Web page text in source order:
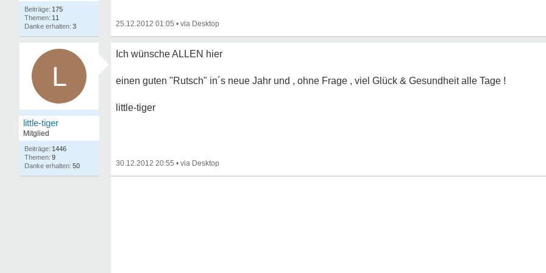
175
11
3
25.12.2012 01:05 •
L
little-tiger
Mitglied
1446
9
50
Ich wünsche ALLEN hier
einen guten "Rutsch" in´s neue Jahr und , ohne Frage , viel Glück & Gesundheit alle Tage !
little-tiger
30.12.2012 20:55 •